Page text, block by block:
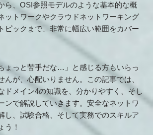
ら、OSI参照モデルのような基本的な概
ットワークやクラウドネットワーキング
ピックまで、非常に幅広い範囲をカバー
ょっと苦手だな…」と感じる方もいらっ
んが、心配いりません。この記事では、
ドメイン4の知識を、分かりやすく、そし
ンで解説していきます。安全なネットワ
し、試験合格、そして実務でのスキルア
う！